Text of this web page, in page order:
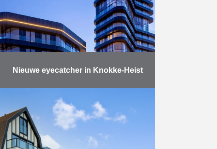
Nieuwe eyecatcher in Knokke-Heist
door Neutelings Riedijk Architects
en in opdracht van bouwheer NV
Heldentoren, bestaat uit drie
gebouwen; twee woontorens – één
met twintig …